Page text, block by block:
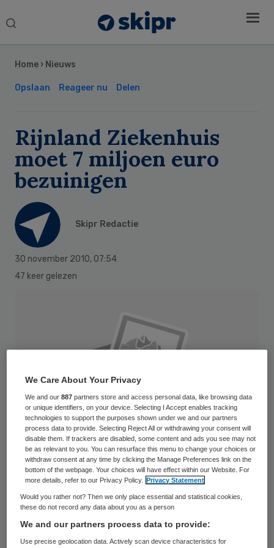
Search
Home › Nieuws
Opslaan Reageer nu Delen
Rijnland Ziekenhuis
moet 7 miljoen euro
bezuinigen
Skipr Redactie
30 november 2010, 07:54
47 keer gelezen
Het Rijnland Ziekenhuis wacht komend jaar
Sidebar
We Care About Your Privacy
We and our887 partners store and access personal data, like browsing data
or unique identifiers, on your device. Selecting I Accept enables tracking
technologies to support the purposes shown under we and our partners
process data to provide. Selecting Reject All or withdrawing your consent will
disable them. If trackers are disabled, some content and ads you see may not
be as relevant to you. You can resurface this menu to change your choices or
withdraw consent at any time by clicking the Manage Preferences link on the
bottom of the webpage. Your choices will have effect within our Website. For
more details, refer to our Privacy Policy.
Privacy Statement
Would you rather not? Then we only place essential and statistical cookies,
these do not record any data about you as a person
We and our partners process data to provide:
Use precise geolocation data. Actively scan device characteristics for